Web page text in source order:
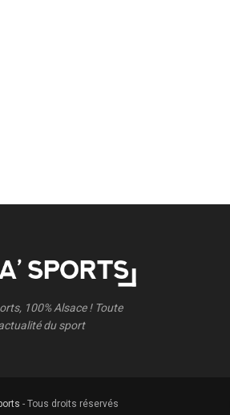
100% Alsace ! Toute
du sport
- Tous droits réservés